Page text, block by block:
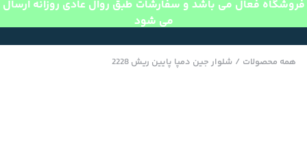
فروشگاه فعال می باشد و سفارشات طبق روال عادی روزانه ارسال
می شود
همه محصولات / شلوار جین دمپا پایین ریش 2228